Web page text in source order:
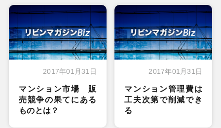
2017年01月31日
マンション市場 販
売競争の果てにある
ものとは？
2017年01月31日
マンション管理費は
工夫次第で削減でき
る